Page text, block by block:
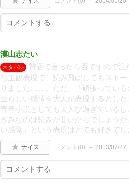
漠山志たい
ネタバレ
賛否で言ったら否ですので
な主観表現で、読み飛ばしてもスト
りました……。ただ、「頑張っている
生らしい感情を大人が表現するとし
青春小説としても大人び過ぎている
ぎみなのは読みが甘いからでしょう
い感覚」という表現はとても好きでし
ナイス コメント(0) 2013/07/27